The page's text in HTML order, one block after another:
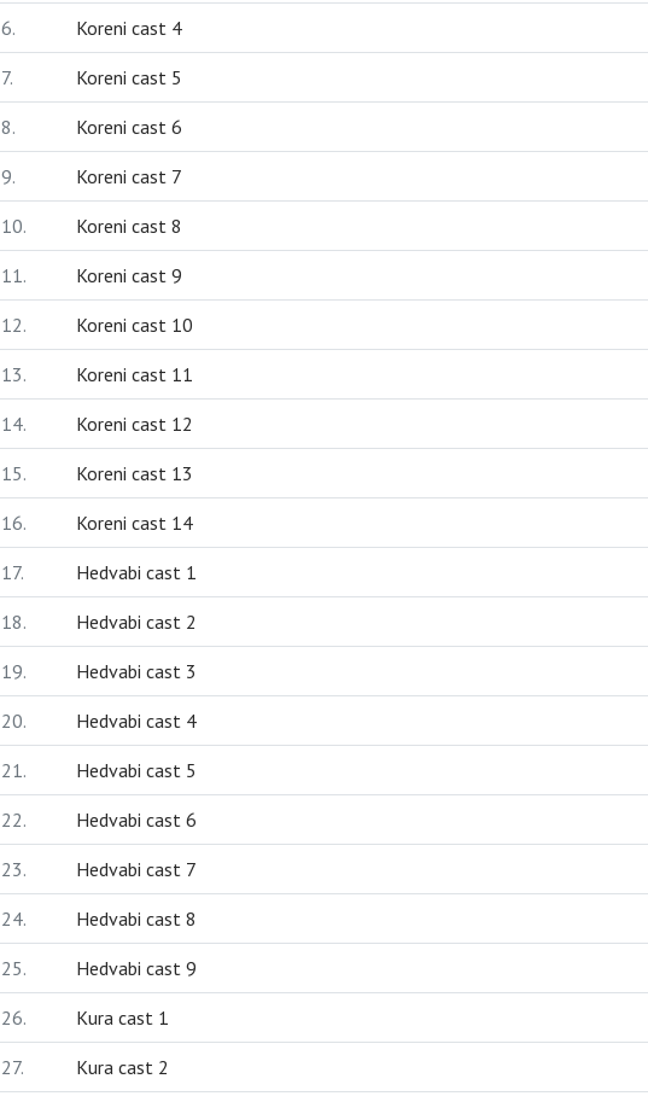
6. Koreni cast 4
7. Koreni cast 5
8. Koreni cast 6
9. Koreni cast 7
10. Koreni cast 8
11. Koreni cast 9
12. Koreni cast 10
13. Koreni cast 11
14. Koreni cast 12
15. Koreni cast 13
16. Koreni cast 14
17. Hedvabi cast 1
18. Hedvabi cast 2
19. Hedvabi cast 3
20. Hedvabi cast 4
21. Hedvabi cast 5
22. Hedvabi cast 6
23. Hedvabi cast 7
24. Hedvabi cast 8
25. Hedvabi cast 9
26. Kura cast 1
27. Kura cast 2